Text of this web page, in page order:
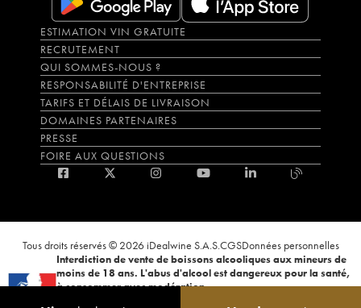
ESTIMATION VIN GRATUITE
RECRUTEMENT
QUI SOMMES-NOUS ?
RESPONSABILITÉ D'ENTREPRISE
TARIFS ET DÉLAIS DE LIVRAISON
DOMAINES PARTENAIRES
PRESSE
FOIRE AUX QUESTIONS
Tous droits réservés © 2026 iDealwine S.A.S.CGSDonnées personnelles
Interdiction de vente de boissons alcooliques aux mineurs de
moins de 18 ans. L'abus d'alcool est dangereux pour la santé,
à consommer avec modération.